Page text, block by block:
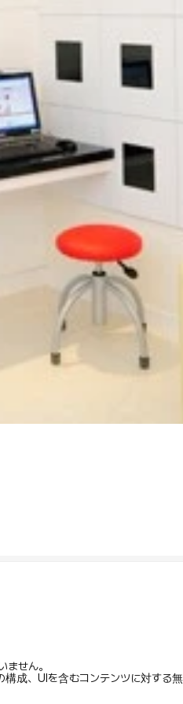
せん。
成、UIを含むコンテンツに対する